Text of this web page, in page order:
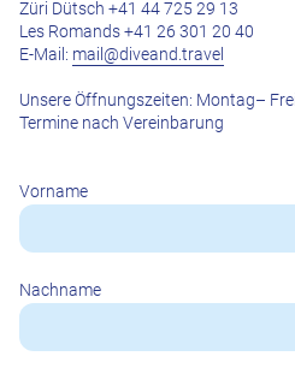
Züri Dütsch +41 44 725 29 13
Les Romands +41 26 301 20 40
E-Mail: mail@diveand.travel
Unsere Öffnungszeiten: Montag–
Termine nach Vereinbarung
Vorname
Nachname